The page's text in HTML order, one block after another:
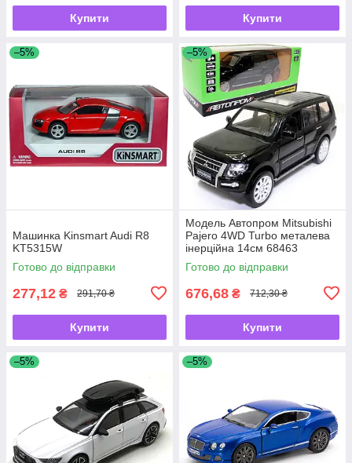
Купити Купити
–5%
Машинка Kinsmart Audi R8
KT5315W
Готово до відправки
277,12 ₴ 291,70 ₴
Купити
–5%
Модель Автопром Mitsubishi
Pajero 4WD Turbo металева
інерційна 14см 68463
Готово до відправки
676,68 ₴ 712,30 ₴
Купити
–5% –5%